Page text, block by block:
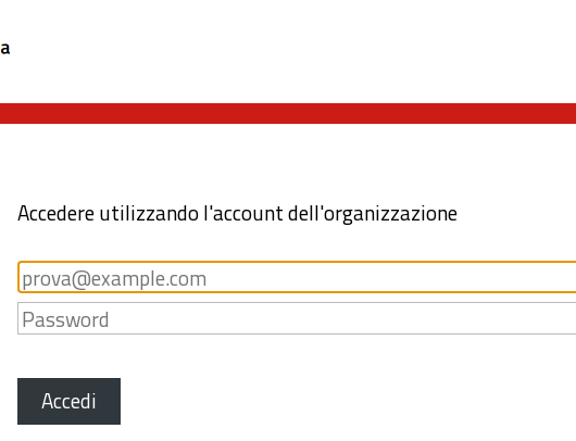
Accedere utilizzando l'account dell'organizzazione
Accedi